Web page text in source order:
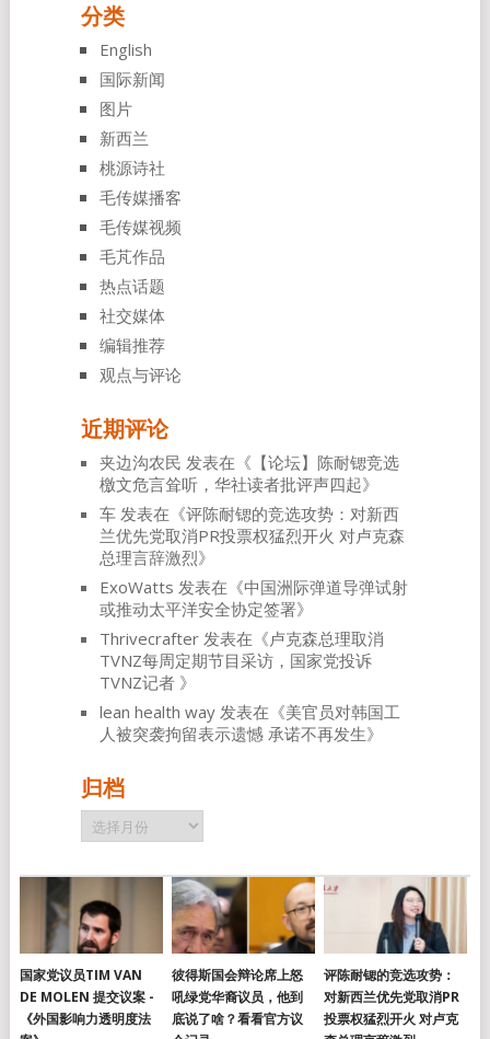
分类
English
国际新闻
图片
新西兰
桃源诗社
毛传媒播客
毛传媒视频
毛芃作品
热点话题
社交媒体
编辑推荐
观点与评论
近期评论
夹边沟农民 发表在《 【论坛】陈耐锶竞选
檄文危言耸听，华社读者批评声四起》
车发表在《评陈耐锶的竞选攻势：对新西
兰优先党取消PR投票权猛烈开火 对卢克森
总理言辞激烈》
ExoWatts 发表在《中国洲际弹道导弹试射
或推动太平洋安全协定签署》
Thrivecrafter发表在《卢克森总理取消
TVNZ每周定期节目采访，国家党投诉
TVNZ记者 》
lean health way发表在《美官员对韩国工
人被突袭拘留表示遗憾 承诺不再发生》
归档
归
档
国家党议员TIM VAN
DE MOLEN 提交议案 -
《外国影响力透明度法
彼得斯国会辩论席上怒
吼绿党华裔议员，他到
底说了啥？看看官方议
评陈耐锶的竞选攻势：
对新西兰优先党取消PR
投票权猛烈开火 对卢克